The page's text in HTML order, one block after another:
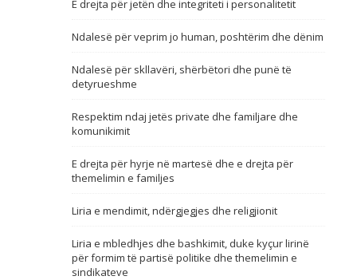
E drejta për jetën dhe integriteti i personalitetit
Ndalesë për veprim jo human, poshtërim dhe dënim
Ndalesë për skllavëri, shërbëtori dhe punë të
detyrueshme
Respektim ndaj jetës private dhe familjare dhe
komunikimit
E drejta për hyrje në martesë dhe e drejta për
themelimin e familjes
Liria e mendimit, ndërgjegjes dhe religjionit
Liria e mbledhjes dhe bashkimit, duke kyçur lirinë
për formim të partisë politike dhe themelimin e
sindikateve